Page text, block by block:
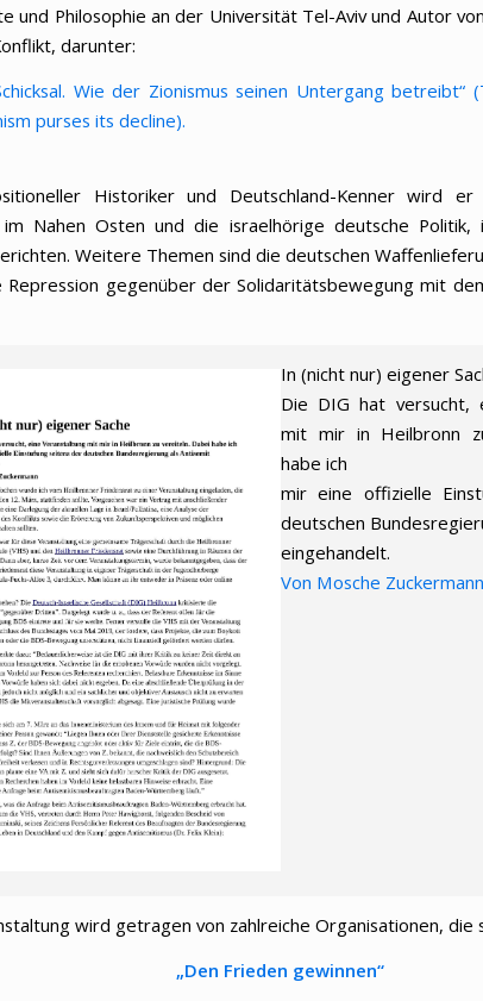
und Philosophie an der Universität Tel-Aviv und Autor
darunter:
Wie der Zionismus seinen Untergang betreibt“
purses its decline).
Historiker und Deutschland-Kenner wird
im Nahen Osten und die israelhörige deutsche Politik,
Weitere Themen sind die deutschen
Repression gegenüber der Solidaritätsbewegung mit
In (nicht nur) eigener
Die DIG hat versucht,
mit mir in Heilbronn
habe ich
mir eine offizielle
deutschen
eingehandelt.
Von Mosche Zuckermann
wird getragen von zahlreiche Organisationen, die
„Den Frieden gewinnen“